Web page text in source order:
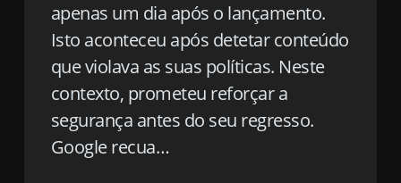
apenas um dia após o lançamento.
Isto aconteceu após detetar conteúdo
que violava as suas políticas. Neste
contexto, prometeu reforçar a
segurança antes do seu regresso.
Google recua…